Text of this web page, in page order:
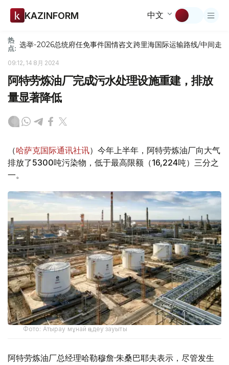
KAZINFORM 中文
热
点: 选举-2026总统府任免事件国情咨文跨里海国际运输路线/中间走廊
09:12, 14 8月 2024
阿特劳炼油厂完成污水处理设施重建，排放
量显著降低
（哈萨克国际通讯社讯）今年上半年，阿特劳炼油厂向大气
排放了5300吨污染物，低于最高限额（16,224吨）三分之
一。
Фото: Атырау мұнай өңдеу зауыты
阿特劳炼油厂总经理哈勒穆詹·朱桑巴耶夫表示，尽管发生